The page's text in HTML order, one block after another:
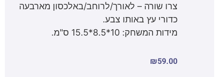
צרו שורה – לאורך/לרוחב/באלכסון מארבעה
כדורי עץ באותו צבע.
מידות המשחק: 10*8.5*15.5 ס"מ.
₪59.00